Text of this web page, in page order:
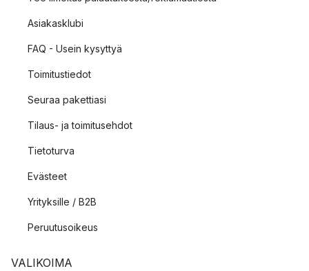
tyynynpäällisistä verhoihin ollen samalla varma, että kangas on
Asiakasklubi
FAQ - Usein kysyttyä
Toimitustiedot
Seuraa pakettiasi
Tilaus- ja toimitusehdot
Tietoturva
Evästeet
Yrityksille / B2B
Peruutusoikeus
VALIKOIMA